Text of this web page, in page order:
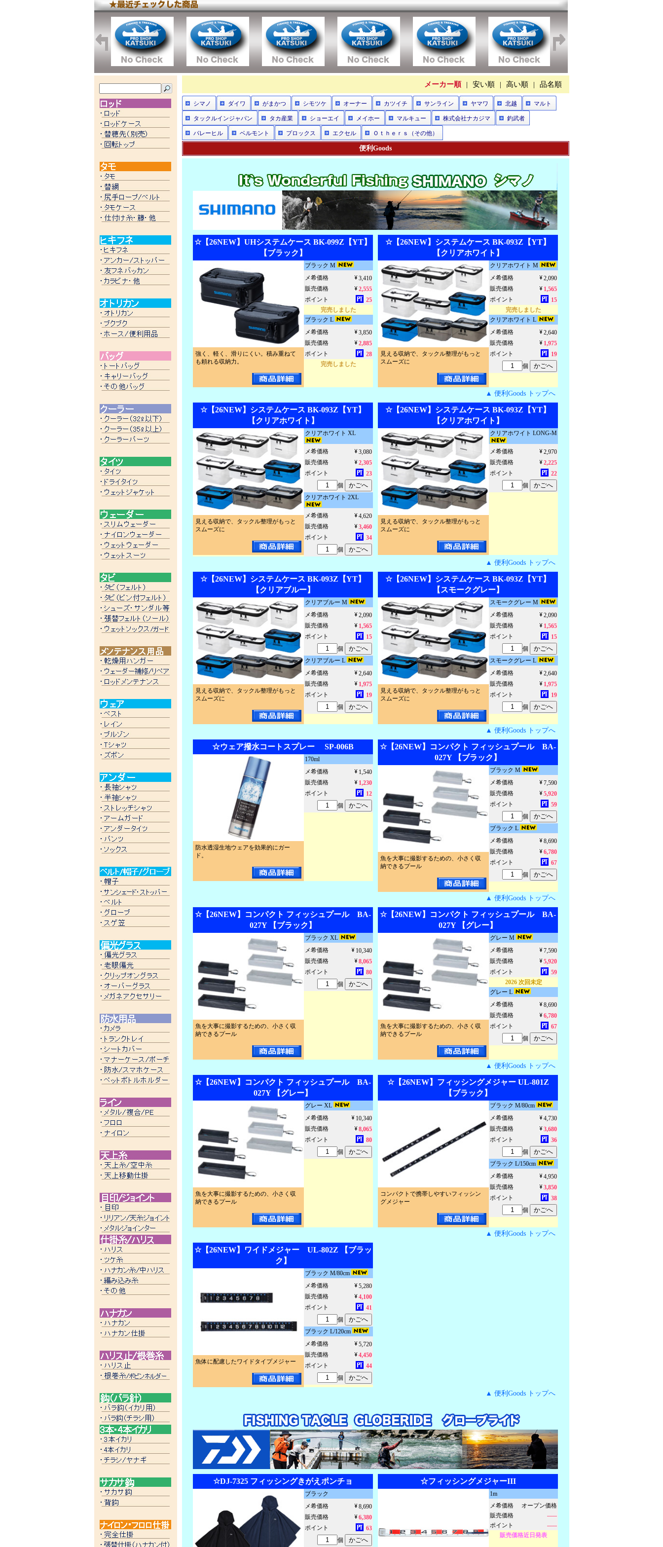
メーカー順 | 安い順 | 高い順 | 品名順
シマノ ダイワ がまかつ シモツケ オーナー カツイチ サンライン ヤマワ 北越 マルト
タックルインジャパン タカ産業 ショーエイ メイホー マルキュー 株式会社ナカジマ 釣武者
バレーヒル ベルモント プロックス エクセル Ｏｔｈｅｒｓ（その他）
便利Goods
☆【26NEW】UHシステムケース BK-099Z【YT】
【ブラック】
強く、軽く、滑りにくい。積み重ねて
も頼れる収納力。
ブラック M
メ希価格
3,410
販売価格
2,555
ポイント
25
完売しました
ブラック L
メ希価格
3,850
販売価格
2,885
ポイント
28
完売しました
☆【26NEW】システムケース BK-093Z【YT】
【クリアホワイト】
見える収納で、タックル整理がもっと
スムーズに
クリアホワイト M
メ希価格
2,090
販売価格
1,565
ポイント
15
完売しました
クリアホワイト L
メ希価格
2,640
販売価格
1,975
ポイント
19
個
▲ 便利Goods トップへ
☆【26NEW】システムケース BK-093Z【YT】
【クリアホワイト】
見える収納で、タックル整理がもっと
スムーズに
クリアホワイト XL
メ希価格
3,080
販売価格
2,305
ポイント
23
個
クリアホワイト 2XL
メ希価格
4,620
販売価格
3,460
ポイント
34
個
☆【26NEW】システムケース BK-093Z【YT】
【クリアホワイト】
見える収納で、タックル整理がもっと
スムーズに
クリアホワイト LONG-M
メ希価格
2,970
販売価格
2,225
ポイント
22
個
▲ 便利Goods トップへ
☆【26NEW】システムケース BK-093Z【YT】
【クリアブルー】
見える収納で、タックル整理がもっと
スムーズに
クリアブルー M
メ希価格
2,090
販売価格
1,565
ポイント
15
個
クリアブルー L
メ希価格
2,640
販売価格
1,975
ポイント
19
個
☆【26NEW】システムケース BK-093Z【YT】
【スモークグレー】
見える収納で、タックル整理がもっと
スムーズに
スモークグレー M
メ希価格
2,090
販売価格
1,565
ポイント
15
個
スモークグレー L
メ希価格
2,640
販売価格
1,975
ポイント
19
個
▲ 便利Goods トップへ
☆ウェア撥水コートスプレー SP-006B
防水透湿生地ウェアを効果的にガー
ド。
170ml
メ希価格
1,540
販売価格
1,230
ポイント
12
個
☆【26NEW】コンパクト フィッシュプール BA-
027Y 【ブラック】
魚を大事に撮影するための、小さく収
納できるプール
ブラック M
メ希価格
7,590
販売価格
5,920
ポイント
59
個
ブラック L
メ希価格
8,690
販売価格
6,780
ポイント
67
個
▲ 便利Goods トップへ
☆【26NEW】コンパクト フィッシュプール BA-
027Y 【ブラック】
魚を大事に撮影するための、小さく収
納できるプール
ブラック XL
メ希価格
10,340
販売価格
8,065
ポイント
80
個
☆【26NEW】コンパクト フィッシュプール BA-
027Y 【グレー】
魚を大事に撮影するための、小さく収
納できるプール
グレー M
メ希価格
7,590
販売価格
5,920
ポイント
59
2026 次回未定
グレー L
メ希価格
8,690
販売価格
6,780
ポイント
67
個
▲ 便利Goods トップへ
☆【26NEW】コンパクト フィッシュプール BA-
027Y 【グレー】
魚を大事に撮影するための、小さく収
納できるプール
グレー XL
メ希価格
10,340
販売価格
8,065
ポイント
80
個
☆【26NEW】フィッシングメジャー UL-801Z
【ブラック】
コンパクトで携帯しやすいフィッシン
グメジャー
ブラック M/80cm
メ希価格
4,730
販売価格
3,680
ポイント
36
個
ブラック L/150cm
メ希価格
4,950
販売価格
3,850
ポイント
38
個
▲ 便利Goods トップへ
☆【26NEW】ワイドメジャー UL-802Z 【ブラッ
ク】
魚体に配慮したワイドタイプメジャー
ブラック M/80cm
メ希価格
5,280
販売価格
4,100
ポイント
41
個
ブラック L/120cm
メ希価格
5,720
販売価格
4,450
ポイント
44
個
▲ 便利Goods トップへ
☆DJ-7325 フィッシングきがえポンチョ
ブラック
メ希価格
8,690
販売価格
6,380
ポイント
63
個
☆フィッシングメジャーIII
1m
メ希価格
オープン価格
販売価格
-----
ポイント
-----
販売価格近日発表